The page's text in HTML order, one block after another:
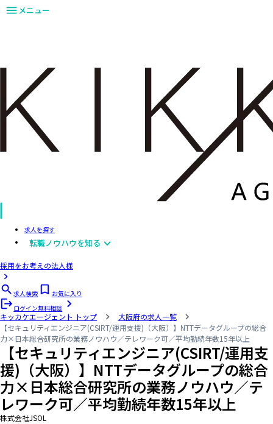
メニュー
求人を探す
転職ノウハウを知る
採用をお考えの法人様
求人検索
お気に入り
ログイン無料相談
キッカケエージェント トップ
大阪府の求人一覧
【セキュリティエンジニア(CSIRT/運用支援)（大阪）】NTTデータグループの総合
力×日本総合研究所の業務ノウハウ／テレワーク可／平均勤続年数15年以上
【セキュリティエンジニア(CSIRT/運用支
援)（大阪）】NTTデータグループの総合
力×日本総合研究所の業務ノウハウ／テ
レワーク可／平均勤続年数15年以上
株式会社JSOL